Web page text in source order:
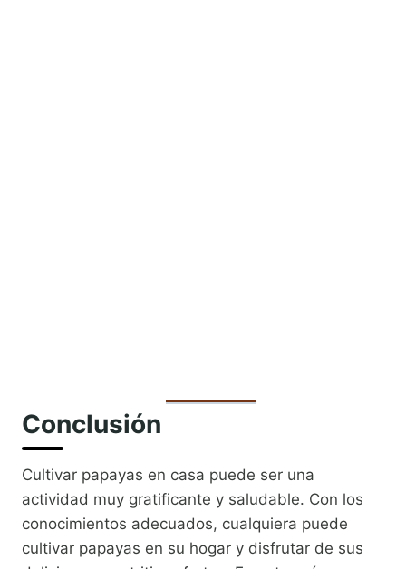
Conclusión
Cultivar papayas en casa puede ser una
actividad muy gratificante y saludable. Con los
conocimientos adecuados, cualquiera puede
cultivar papayas en su hogar y disfrutar de sus